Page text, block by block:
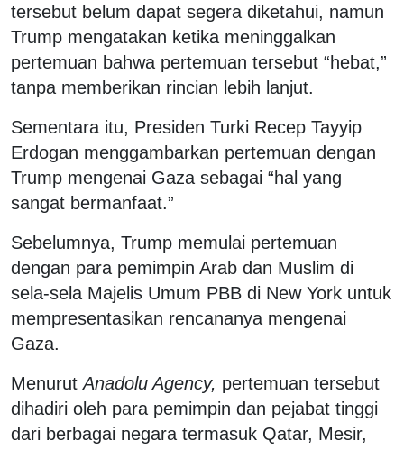
tersebut belum dapat segera diketahui, namun
Trump mengatakan ketika meninggalkan
pertemuan bahwa pertemuan tersebut “hebat,”
tanpa memberikan rincian lebih lanjut.
Sementara itu, Presiden Turki Recep Tayyip
Erdogan menggambarkan pertemuan dengan
Trump mengenai Gaza sebagai “hal yang
sangat bermanfaat.”
Sebelumnya, Trump memulai pertemuan
dengan para pemimpin Arab dan Muslim di
sela-sela Majelis Umum PBB di New York untuk
mempresentasikan rencananya mengenai
Gaza.
MenurutAnadolu Agency, pertemuan tersebut
dihadiri oleh para pemimpin dan pejabat tinggi
dari berbagai negara termasuk Qatar, Mesir,